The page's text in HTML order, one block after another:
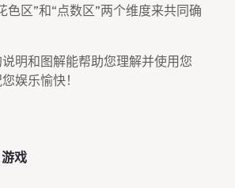
色区”和“点数区”两个维度来共同确
明和图解能帮助您理解并使用您
娱乐愉快！
戏